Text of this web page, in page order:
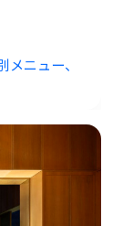
ニュー、